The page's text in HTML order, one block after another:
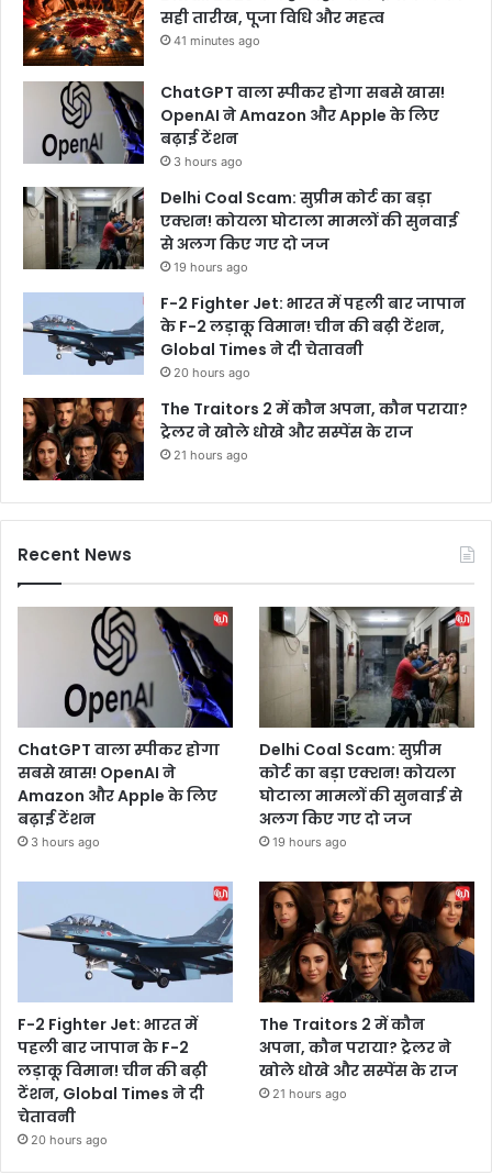
सही तारीख, पूजा विधि और महत्व
41 minutes ago
ChatGPT वाला स्पीकर होगा सबसे खास!
OpenAI ने Amazon और Apple के लिए
बढ़ाई टेंशन
3 hours ago
Delhi Coal Scam: सुप्रीम कोर्ट का बड़ा
एक्शन! कोयला घोटाला मामलों की सुनवाई
से अलग किए गए दो जज
19 hours ago
F-2 Fighter Jet: भारत में पहली बार जापान
के F-2 लड़ाकू विमान! चीन की बढ़ी टेंशन,
Global Times ने दी चेतावनी
20 hours ago
The Traitors 2 में कौन अपना, कौन पराया?
ट्रेलर ने खोले धोखे और सस्पेंस के राज
21 hours ago
Recent News
ChatGPT वाला स्पीकर होगा
सबसे खास! OpenAI ने
Amazon और Apple के लिए
बढ़ाई टेंशन
3 hours ago
Delhi Coal Scam: सुप्रीम
कोर्ट का बड़ा एक्शन! कोयला
घोटाला मामलों की सुनवाई से
अलग किए गए दो जज
19 hours ago
F-2 Fighter Jet: भारत में
पहली बार जापान के F-2
लड़ाकू विमान! चीन की बढ़ी
टेंशन, Global Times ने दी
चेतावनी
20 hours ago
The Traitors 2 में कौन
अपना, कौन पराया? ट्रेलर ने
खोले धोखे और सस्पेंस के राज
21 hours ago